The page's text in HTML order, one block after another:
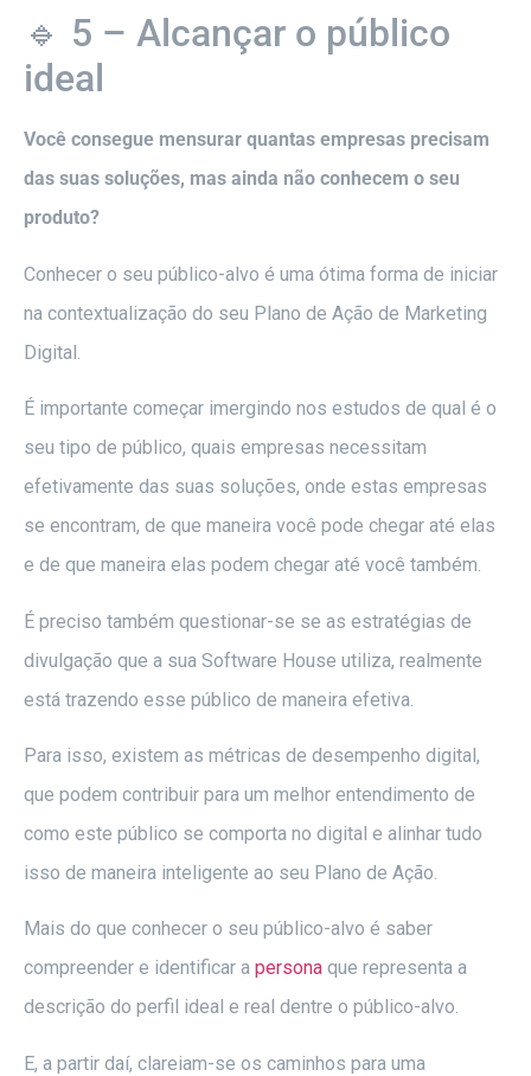
🔹 5 – Alcançar o público
ideal
Você consegue mensurar quantas empresas precisam
das suas soluções, mas ainda não conhecem o seu
produto?
Conhecer o seu público-alvo é uma ótima forma de iniciar
na contextualização do seu Plano de Ação de Marketing
Digital.
É importante começar imergindo nos estudos de qual é o
seu tipo de público, quais empresas necessitam
efetivamente das suas soluções, onde estas empresas
se encontram, de que maneira você pode chegar até elas
e de que maneira elas podem chegar até você também.
É preciso também questionar-se se as estratégias de
divulgação que a sua Software House utiliza, realmente
está trazendo esse público de maneira efetiva.
Para isso, existem as métricas de desempenho digital,
que podem contribuir para um melhor entendimento de
como este público se comporta no digital e alinhar tudo
isso de maneira inteligente ao seu Plano de Ação.
Mais do que conhecer o seu público-alvo é saber
compreender e identificar a persona que representa a
descrição do perfil ideal e real dentre o público-alvo.
E, a partir daí, clareiam-se os caminhos para uma